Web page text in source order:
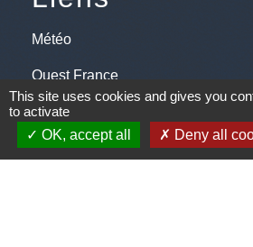
Météo
Ouest France
Télégramme
This site uses cookies and gives you
to activate
OK, accept all
Deny all